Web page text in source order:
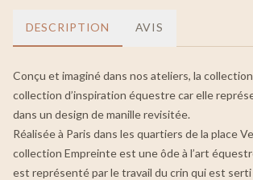
DESCRIPTION AVIS
Conçu et imaginé dans nos ateliers, la
collection d’inspiration équestre car elle
dans un design de manille revisitée.
Réalisée à Paris dans les quartiers de la place
collection Empreinte est une ôde à l’art
est représenté par le travail du crin qui est serti